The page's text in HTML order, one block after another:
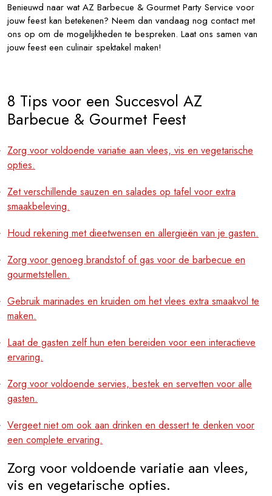
Benieuwd naar wat AZ Barbecue & Gourmet Party Service voor
jouw feest kan betekenen? Neem dan vandaag nog contact met
ons op om de mogelijkheden te bespreken. Laat ons samen van
jouw feest een culinair spektakel maken!
8 Tips voor een Succesvol AZ
Barbecue & Gourmet Feest
Zorg voor voldoende variatie aan vlees, vis en vegetarische
opties.
Zet verschillende sauzen en salades op tafel voor extra
smaakbeleving.
Houd rekening met dieetwensen en allergieën van je gasten.
Zorg voor genoeg brandstof of gas voor de barbecue en
gourmetstellen.
Gebruik marinades en kruiden om het vlees extra smaakvol te
maken.
Laat de gasten zelf hun eten bereiden voor een interactieve
ervaring.
Zorg voor voldoende servies, bestek en servetten voor alle
gasten.
Vergeet niet om ook aan drinken en dessert te denken voor
een complete ervaring.
Zorg voor voldoende variatie aan vlees,
vis en vegetarische opties.